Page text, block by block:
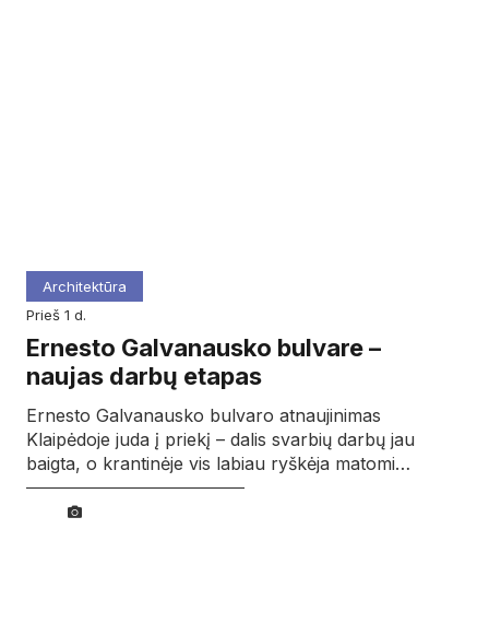
Architektūra
prieš 1 d.
Ernesto Galvanausko bulvare –
naujas darbų etapas
Ernesto Galvanausko bulvaro atnaujinimas
Klaipėdoje juda į priekį – dalis svarbių darbų jau
baigta, o krantinėje vis labiau ryškėja matomi…